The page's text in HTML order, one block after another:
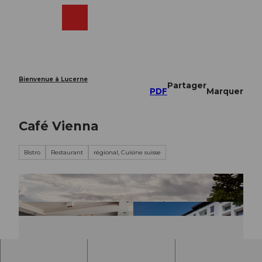
Bienvenue à Lucerne
PDF
Partager
Marquer
Café Vienna
Bistro Restaurant régional, Cuisine suisse